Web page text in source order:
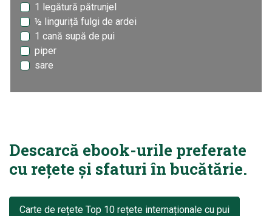
1 legătură pătrunjel
½ linguriță fulgi de ardei
1 cană supă de pui
piper
sare
Descarcă ebook-urile preferate
cu rețete și sfaturi în bucătărie.
Carte de rețete Top 10 rețete internaționale cu pui